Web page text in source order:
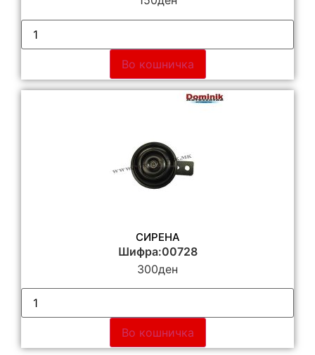
Во кошничка
СИРЕНА
Шифра:00728
300ден
Во кошничка